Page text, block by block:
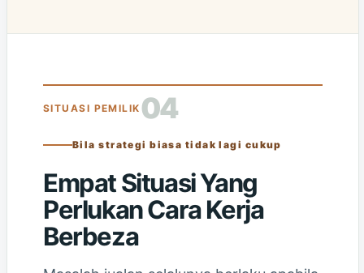
SITUASI PEMILIK 04
Bila strategi biasa tidak lagi cukup
Empat Situasi Yang
Perlukan Cara Kerja
Berbeza